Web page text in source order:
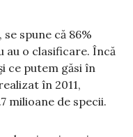
spune că 86%
au o clasificare. Încă
ce putem găsi în
în 2011,
milioane de specii.